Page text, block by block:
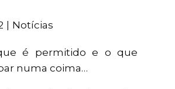
Notícias
é permitido e o que
numa coima…